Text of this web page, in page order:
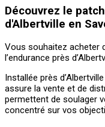
Découvrez le
d'Albertville en
Vous souhaitez acheter
l’endurance près
Installée près
assure la vente et de
permettent de soulager
concentré sur vos